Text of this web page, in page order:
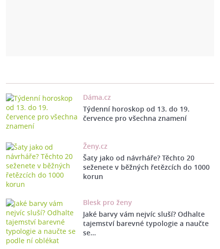
Dáma.cz
Týdenní horoskop od 13. do 19.
července pro všechna znamení
Ženy.cz
Šaty jako od návrháře? Těchto 20
seženete v běžných řetězcích do 1000
korun
Blesk pro ženy
Jaké barvy vám nejvíc sluší? Odhalte
tajemství barevné typologie a naučte
se…